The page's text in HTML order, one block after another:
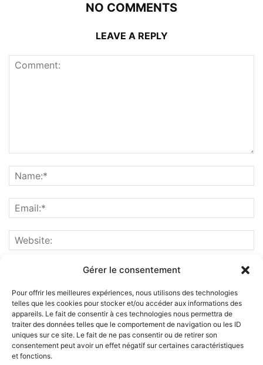
Gérer le consentement
Pour offrir les meilleures expériences, nous utilisons des technologies
telles que les cookies pour stocker et/ou accéder aux informations des
appareils. Le fait de consentir à ces technologies nous permettra de
traiter des données telles que le comportement de navigation ou les ID
uniques sur ce site. Le fait de ne pas consentir ou de retirer son
consentement peut avoir un effet négatif sur certaines caractéristiques
et fonctions.
NO COMMENTS
LEAVE A REPLY